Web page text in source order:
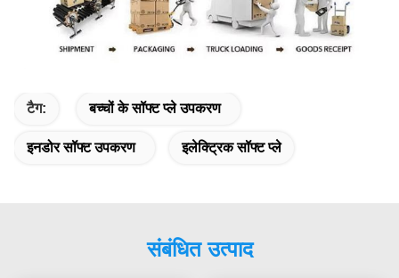
टैग: बच्चों के सॉफ्ट प्ले उपकरण
इनडोर सॉफ्ट उपकरण इलेक्ट्रिक सॉफ्ट प्ले
संबंधित उत्पाद